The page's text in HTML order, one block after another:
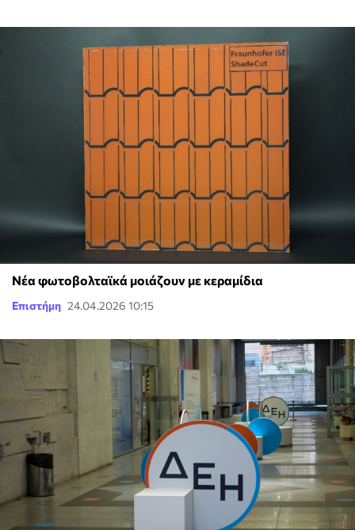
Νέα φωτοβολταϊκά μοιάζουν με κεραμίδια
Επιστήμη 24.04.2026 10:15